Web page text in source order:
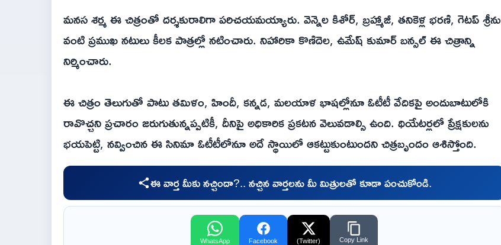
మనస శర్మ ఈ చిత్రంతో దర్శకురాలిగా పరిచయమయ్యారు. వెన్నెల కిశోర్, బ్రహ్మాజీ, తనికెళ్ల భరణి, గెటప్ శ్రీను
వంటి ప్రముఖ నటులు కీలక పాత్రల్లో నటించారు. నిహారికా కొణిదెల, ఉమేష్ కుమార్ బన్సల్ ఈ చిత్రాన్ని
నిర్మించారు.
ఈ చిత్రం తెలుగుతో పాటు తమిళం, హిందీ, కన్నడ, మలయాళ భాషల్లోనూ ఓటీటీ వేదికపై అందుబాటులోకి
రావొచ్చని ప్రచారం జరుగుతున్నప్పటికీ, దీనిపై అధికారిక ప్రకటన వెలువడాల్సి ఉంది. థియేటర్లలో ప్రేక్షకులను
భయపెట్టి, నవ్వించిన ఈ సినిమా ఓటీటీలోనూ అదే స్థాయిలో ఆకట్టుకుంటుందని చిత్రబృందం ఆశిస్తోంది.
ఈ వార్త మీకు నచ్చిందా?.. నచ్చిన వార్తలను మీ మిత్రులతో కూడా పంచుకోండి.
WhatsApp Facebook (Twitter) Copy Link